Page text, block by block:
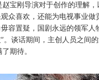
宝刚导演对于创作的理解
众喜欢，还能为电视事业
容置疑，国剧永远的领军
谈话期间，主创人员之间
期待。